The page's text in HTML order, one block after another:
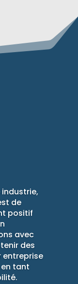
de
positif
avec
des
entreprise
tant